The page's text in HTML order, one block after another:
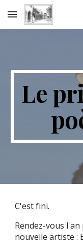
Skip to main content
Le
C'est fini.
Rendez-vous
nouvelle artiste :